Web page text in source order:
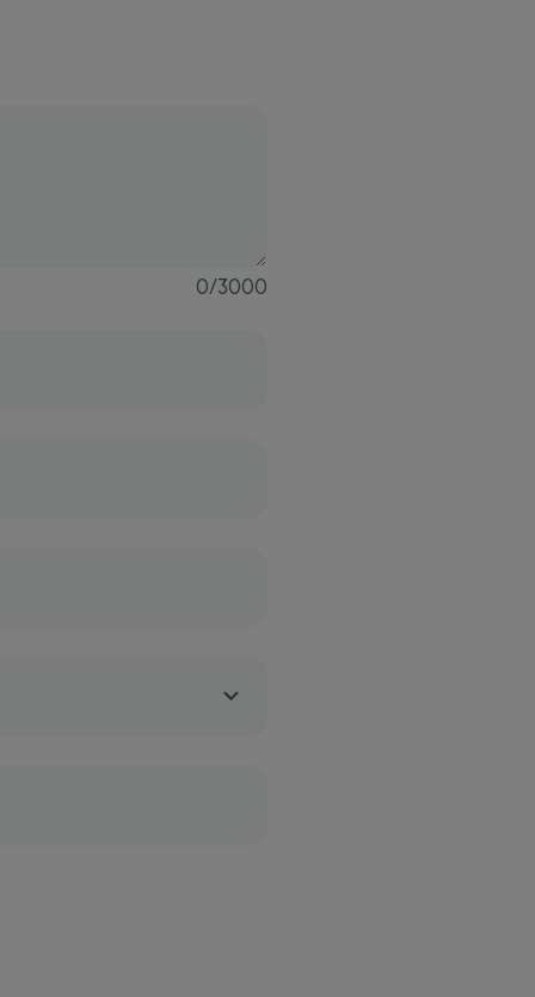
0/3000